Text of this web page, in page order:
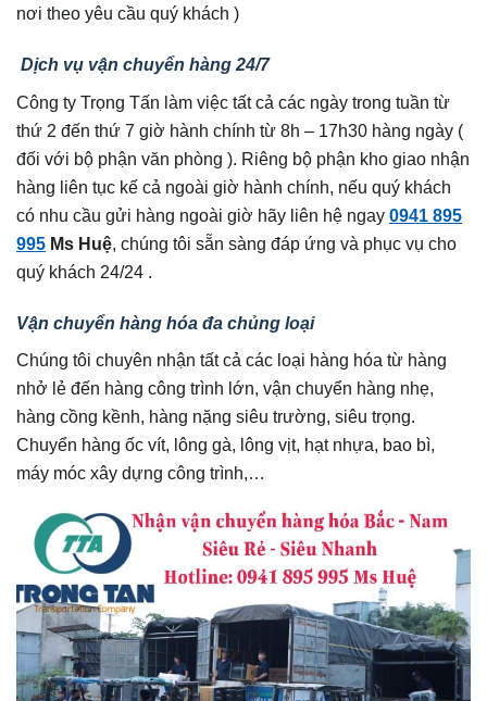
nơi theo yêu cầu quý khách )
Dịch vụ vận chuyển hàng 24/7
Công ty Trọng Tấn làm việc tất cả các ngày trong tuần từ
thứ 2 đến thứ 7 giờ hành chính từ 8h – 17h30 hàng ngày (
đối với bộ phận văn phòng ). Riêng bộ phận kho giao nhận
hàng liên tục kế cả ngoài giờ hành chính, nếu quý khách
có nhu cầu gửi hàng ngoài giờ hãy liên hệ ngay 0941 895
995 Ms Huệ, chúng tôi sẵn sàng đáp ứng và phục vụ cho
quý khách 24/24 .
Vận chuyển hàng hóa đa chủng loại
Chúng tôi chuyên nhận tất cả các loại hàng hóa từ hàng
nhở lẻ đến hàng công trình lớn, vận chuyển hàng nhẹ,
hàng cồng kềnh, hàng nặng siêu trường, siêu trọng.
Chuyển hàng ốc vít, lông gà, lông vịt, hạt nhựa, bao bì,
máy móc xây dựng công trình,…